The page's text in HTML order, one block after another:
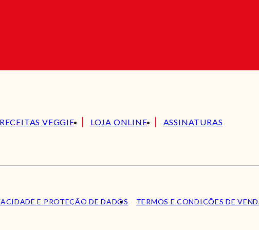
RECEITAS VEGGIE LOJA ONLINE ASSINATURAS
E PROTEÇÃO DE DADOS TERMOS E CONDIÇÕES DE